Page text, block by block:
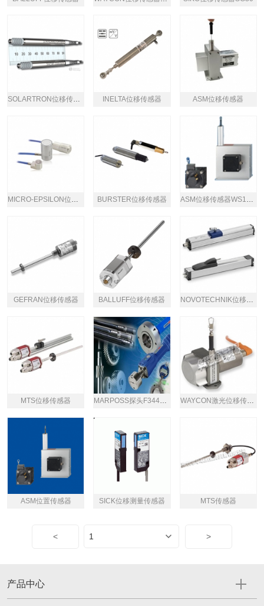
SOLARTRON位移传感器DSP INELTA位移传感器 ASM位移传感器
MICRO-EPSILON位移传感器 BURSTER位移传感器 ASM位移传感器WS10-500-R1K-L10-SB0-D8
GEFRAN位移传感器 BALLUFF位移传感器 NOVOTECHNIK位移传感器
MTS位移传感器 WAYCON激光位移传感器
ASM位置传感器 SICK位移测量传感器 MTS传感器
< >
产品中心